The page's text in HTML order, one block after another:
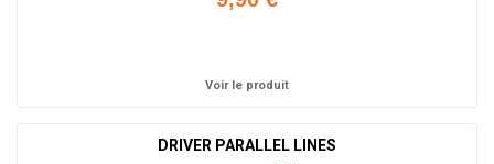
Voir le produit
DRIVER PARALLEL LINES